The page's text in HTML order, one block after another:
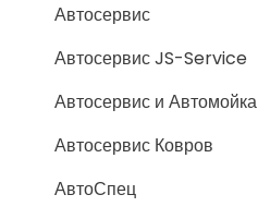
Автосервис
Автосервис JS-Service
Автосервис и Автомойка
Автосервис Ковров
АвтоСпец